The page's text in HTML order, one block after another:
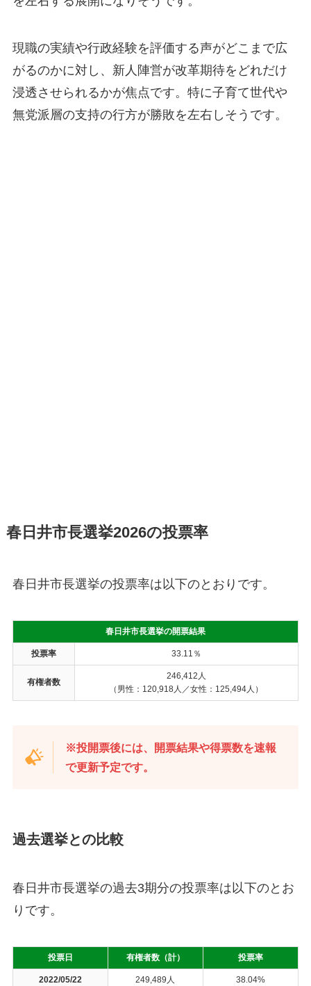
現職の実績や行政経験を評価する声がどこまで広
がるのかに対し、新人陣営が改革期待をどれだけ
浸透させられるかが焦点です。特に子育て世代や
無党派層の支持の行方が勝敗を左右しそうです。
春日井市長選挙2026の投票率
春日井市長選挙の投票率は以下のとおりです。
春日井市長選挙の開票結果
投票率 33.11％
有権者数
246,412人
（男性：120,918人／女性：125,494人）
※投開票後には、開票結果や得票数を速報
で更新予定です。
過去選挙との比較
春日井市長選挙の過去3期分の投票率は以下のとお
りです。
投票日 有権者数（計） 投票率
2022/05/22 249,489人 38.04%